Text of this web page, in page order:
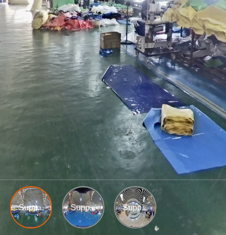
Supp... Supp... Supp...